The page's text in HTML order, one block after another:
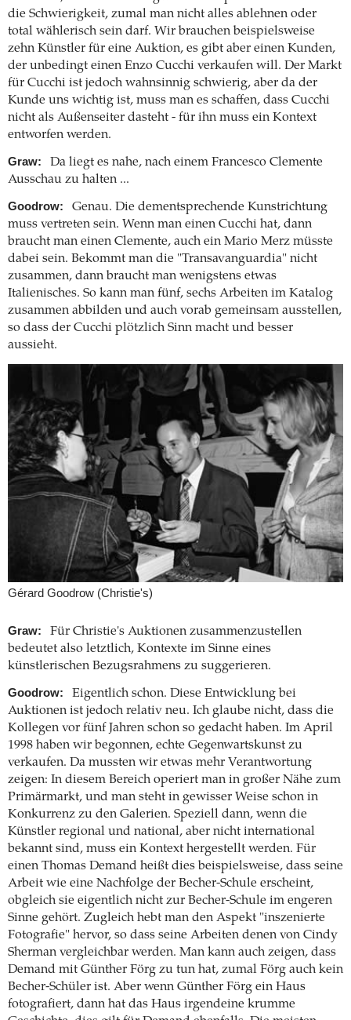
die Schwierigkeit, zumal man nicht alles ablehnen oder
total wählerisch sein darf. Wir brauchen beispielsweise
zehn Künstler für eine Auktion, es gibt aber einen Kunden,
der unbedingt einen Enzo Cucchi verkaufen will. Der Markt
für Cucchi ist jedoch wahnsinnig schwierig, aber da der
Kunde uns wichtig ist, muss man es schaffen, dass Cucchi
nicht als Außenseiter dasteht - für ihn muss ein Kontext
entworfen werden.
Graw:
Da liegt es nahe, nach einem Francesco Clemente
Ausschau zu halten ...
Goodrow:
Genau. Die dementsprechende Kunstrichtung
muss vertreten sein. Wenn man einen Cucchi hat, dann
braucht man einen Clemente, auch ein Mario Merz müsste
dabei sein. Bekommt man die "Transavanguardia" nicht
zusammen, dann braucht man wenigstens etwas
Italienisches. So kann man fünf, sechs Arbeiten im Katalog
zusammen abbilden und auch vorab gemeinsam ausstellen,
so dass der Cucchi plötzlich Sinn macht und besser
aussieht.
Gérard Goodrow (Christie's)
Graw:
Für Christie's Auktionen zusammenzustellen
bedeutet also letztlich, Kontexte im Sinne eines
künstlerischen Bezugsrahmens zu suggerieren.
Goodrow:
Eigentlich schon. Diese Entwicklung bei
Auktionen ist jedoch relativ neu. Ich glaube nicht, dass die
Kollegen vor fünf Jahren schon so gedacht haben. Im April
1998 haben wir begonnen, echte Gegenwartskunst zu
verkaufen. Da mussten wir etwas mehr Verantwortung
zeigen: In diesem Bereich operiert man in großer Nähe zum
Primärmarkt, und man steht in gewisser Weise schon in
Konkurrenz zu den Galerien. Speziell dann, wenn die
Künstler regional und national, aber nicht international
bekannt sind, muss ein Kontext hergestellt werden. Für
einen Thomas Demand heißt dies beispielsweise, dass seine
Arbeit wie eine Nachfolge der Becher-Schule erscheint,
obgleich sie eigentlich nicht zur Becher-Schule im engeren
Sinne gehört. Zugleich hebt man den Aspekt "inszenierte
Fotografie" hervor, so dass seine Arbeiten denen von Cindy
Sherman vergleichbar werden. Man kann auch zeigen, dass
Demand mit Günther Förg zu tun hat, zumal Förg auch kein
Becher-Schüler ist. Aber wenn Günther Förg ein Haus
fotografiert, dann hat das Haus irgendeine krumme